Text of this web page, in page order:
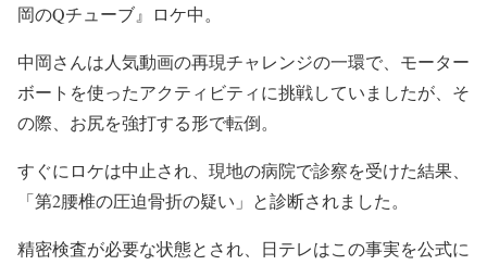
岡のQチューブ』ロケ中。
中岡さんは人気動画の再現チャレンジの一環で、 モーター
ボートを使ったアクティビティに挑戦していましたが、 そ
の際、お尻を強打する形で転倒。
すぐにロケは中止され、現地の病院で診察を受けた結果、
「第2腰椎の圧迫骨折の疑い」と診断されました。
精密検査が必要な状態とされ、日テレはこの事実を公式に